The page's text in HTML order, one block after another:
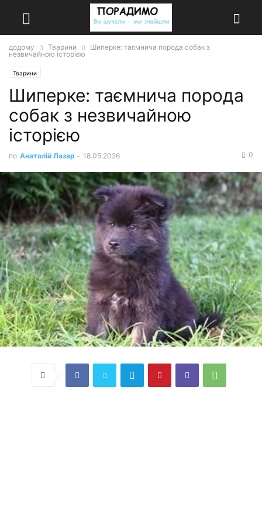
додому Тварини
Шиперке: таємнича порода собак з
незвичайною історією
Тварини
Шиперке: таємнича порода
собак з незвичайною
історією
по Анатолій Лазар - 18.05.2026 0